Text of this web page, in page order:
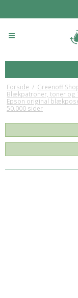
Forside / Greenoff
Blækpatroner, toner og
Epson original blækpose
50.000 sider